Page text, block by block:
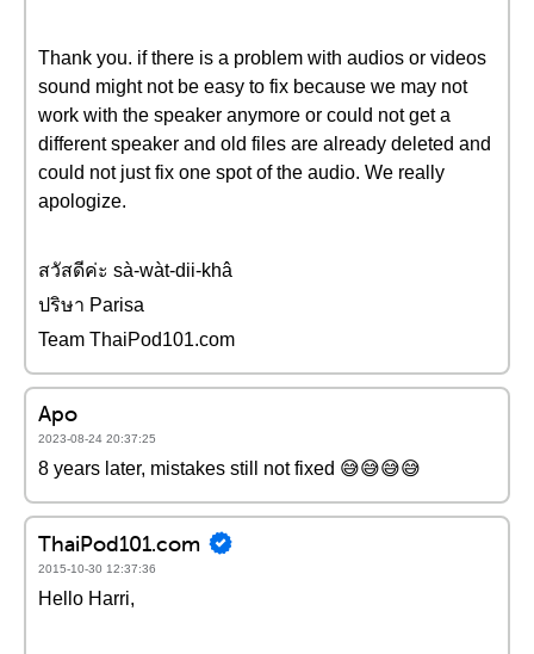
Thank you. if there is a problem with audios or videos
sound might not be easy to fix because we may not
work with the speaker anymore or could not get a
different speaker and old files are already deleted and
could not just fix one spot of the audio. We really
apologize.
สวัสดีค่ะ sà-wàt-dii-khâ
ปริษา Parisa
Team ThaiPod101.com
Apo
2023-08-24 20:37:25
8 years later, mistakes still not fixed 😅😅😅😅
ThaiPod101.com
2015-10-30 12:37:36
Hello Harri,